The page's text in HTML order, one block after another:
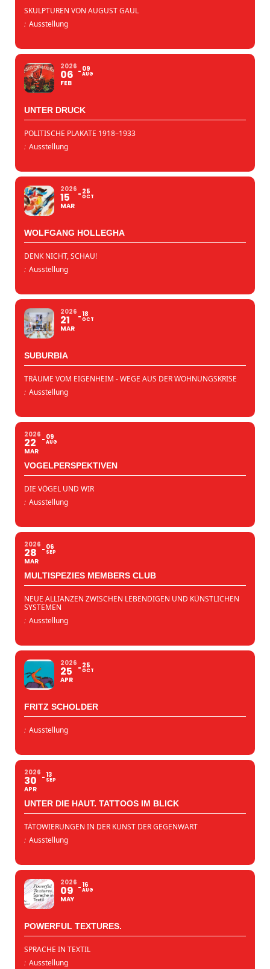
SKULPTUREN VON AUGUST GAUL
: Ausstellung
2026
06
FEB
09
AUG
UNTER DRUCK
POLITISCHE PLAKATE 1918–1933
: Ausstellung
2026
15
MAR
25
OCT
WOLFGANG HOLLEGHA
DENK NICHT, SCHAU!
: Ausstellung
2026
21
MAR
18
OCT
SUBURBIA
TRÄUME VOM EIGENHEIM - WEGE AUS DER WOHNUNGSKRISE
: Ausstellung
2026
22
MAR
09
AUG
VOGELPERSPEKTIVEN
DIE VÖGEL UND WIR
: Ausstellung
2026
28
MAR
06
SEP
MULTISPEZIES MEMBERS CLUB
NEUE ALLIANZEN ZWISCHEN LEBENDIGEN UND KÜNSTLICHEN
SYSTEMEN
: Ausstellung
2026
25
APR
25
OCT
FRITZ SCHOLDER
: Ausstellung
2026
30
APR
13
SEP
UNTER DIE HAUT. TATTOOS IM BLICK
TÄTOWIERUNGEN IN DER KUNST DER GEGENWART
: Ausstellung
2026
09
MAY
16
AUG
POWERFUL TEXTURES.
SPRACHE IN TEXTIL
: Ausstellung